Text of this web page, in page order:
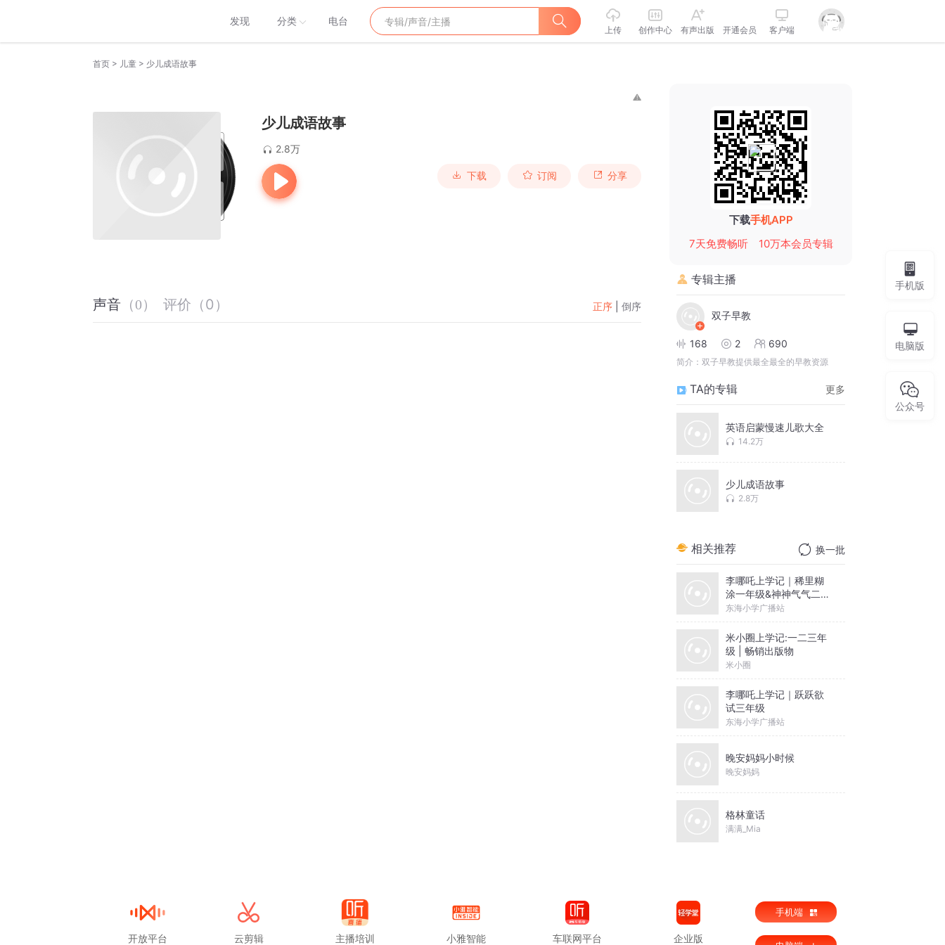
发现 分类 电台
上传 创作中心 有声出版 开通会员 客户端
首页 > 儿童 > 少儿成语故事
少儿成语故事
2.8万
下载 订阅 分享
声音 （0） 评价 （0 ） 正序 倒序
下载手机APP
7天免费畅听
10万本会员专辑
专辑主播
双子早教
168 2 690
简介： 双子早教提供最全最全的早教资源
TA的专辑 更多
英语启蒙慢速儿歌大全
14.2万
少儿成语故事
2.8万
相关推荐 换一批
李哪吒上学记｜稀里糊
涂一年级&神神气气二年
级
东海小学广播站
米小圈上学记:一二三年
级 | 畅销出版物
米小圈
李哪吒上学记｜跃跃欲
试三年级
东海小学广播站
晚安妈妈小时候
晚安妈妈
格林童话
满满_Mia
手机版
电脑版
公众号
开放平台 云剪辑 主播培训 小雅智能 车联网平台 企业版
手机端